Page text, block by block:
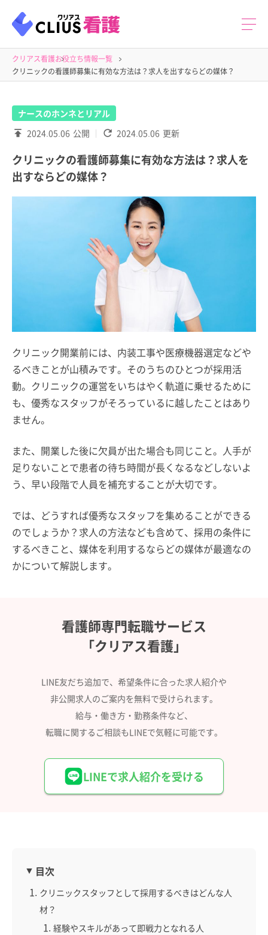
クリアス看護お役立ち情報一覧
クリニックの看護師募集に有効な方法は？求人を出すならどの媒体？
ナースのホンネとリアル
2024.05.06 公開 2024.05.06 更新
クリニックの看護師募集に有効な方法は？求人を
出すならどの媒体？
クリニック開業前には、内装工事や医療機器選定などや
るべきことが山積みです。そのうちのひとつが採用活
動。クリニックの運営をいちはやく軌道に乗せるために
も、優秀なスタッフがそろっているに越したことはあり
ません。
また、開業した後に欠員が出た場合も同じこと。人手が
足りないことで患者の待ち時間が長くなるなどしないよ
う、早い段階で人員を補充することが大切です。
では、どうすれば優秀なスタッフを集めることができる
のでしょうか？求人の方法なども含めて、採用の条件に
するべきこと、媒体を利用するならどの媒体が最適なの
かについて解説します。
看護師専門転職サービス
「クリアス看護」
LINE友だち追加で、希望条件に合った求人紹介や
非公開求人のご案内を無料で受けられます。
給与・働き方・勤務条件など、
転職に関するご相談もLINEで気軽に可能です。
LINEで求人紹介を受ける
目次
クリニックスタッフとして採用するべきはどんな人
材？
経験やスキルがあって即戦力となれる人